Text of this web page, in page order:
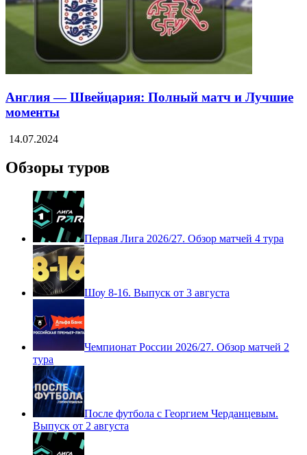
Англия — Швейцария: Полный матч и Лучшие
моменты
14.07.2024
Обзоры туров
Первая Лига 2026/27. Обзор матчей 4 тура
Шоу 8-16. Выпуск от 3 августа
Чемпионат России 2026/27. Обзор матчей 2
тура
После футбола с Георгием Черданцевым.
Выпуск от 2 августа